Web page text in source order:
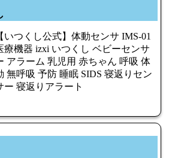
【いつくし公式】体動センサ IMS-01
療機器 izxi いつくし ベビーセンサ
アラーム 乳児用 赤ちゃん 呼吸 体
無呼吸 予防 睡眠 SIDS 寝返りセン
ー 寝返りアラート